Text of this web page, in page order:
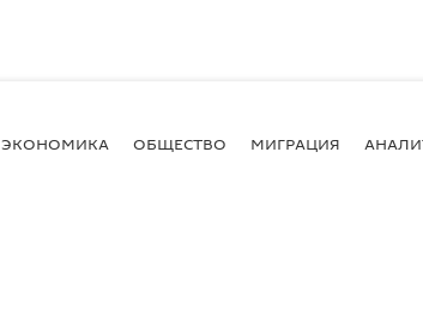
ЭКОНОМИКА ОБЩЕСТВО МИГРАЦИЯ